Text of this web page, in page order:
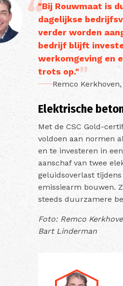
"Bij Rouwmaat is
dagelijkse
verder worden
bedrijf blijft
werkomgeving en
trots op."
Remco
Elektrische
Met de CSC Gold-
voldoen aan normen
en te investeren in
aanschaf van twee
geluidsoverlast
emissiearm bouwen.
steeds duurzamere
Foto: Remco
Bart Linderman